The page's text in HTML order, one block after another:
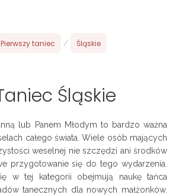
Pierwszy taniec / Śląskie
Śląskie
lub Panem Młodym to bardzo ważna
całego świata. Wiele osób mających
weselnej nie szczędzi ani środków
przygotowanie się do tego wydarzenia.
w tej kategorii obejmują naukę tańca
tanecznych dla nowych małżonków.